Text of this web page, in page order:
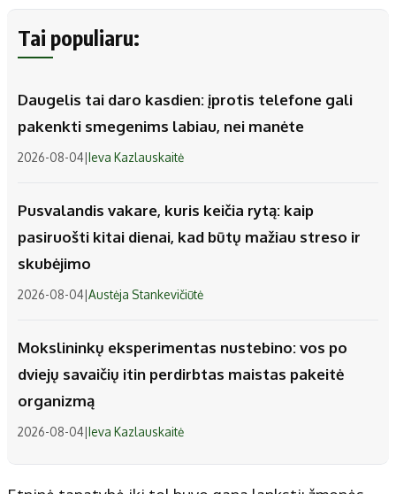
Tai populiaru:
Daugelis tai daro kasdien: įprotis telefone gali
pakenkti smegenims labiau, nei manėte
2026-08-04|Ieva Kazlauskaitė
Pusvalandis vakare, kuris keičia rytą: kaip
pasiruošti kitai dienai, kad būtų mažiau streso ir
skubėjimo
2026-08-04|Austėja Stankevičiūtė
Mokslininkų eksperimentas nustebino: vos po
dviejų savaičių itin perdirbtas maistas pakeitė
organizmą
2026-08-04|Ieva Kazlauskaitė